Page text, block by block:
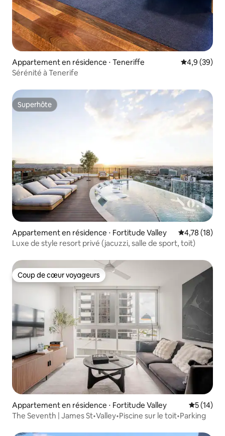
Appartement en résidence ⋅ Teneriffe Évaluation
4,9 (39)
Sérénité à Tenerife
Superhôte
Superhôte
Appartement en résidence ⋅ Fortitude Valley Évaluation
4,78 (18)
Luxe de style resort privé (jacuzzi, salle de sport, toit)
Coup de cœur voyageurs
Coup de cœur voyageurs
Appartement en résidence ⋅ Fortitude Valley
5 (14)
The Seventh | James St•Valley•Piscine sur le toit•Parking